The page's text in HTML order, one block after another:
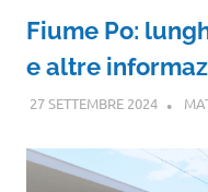
Fiume Po:
e altre
27 SETTEMBRE 2024